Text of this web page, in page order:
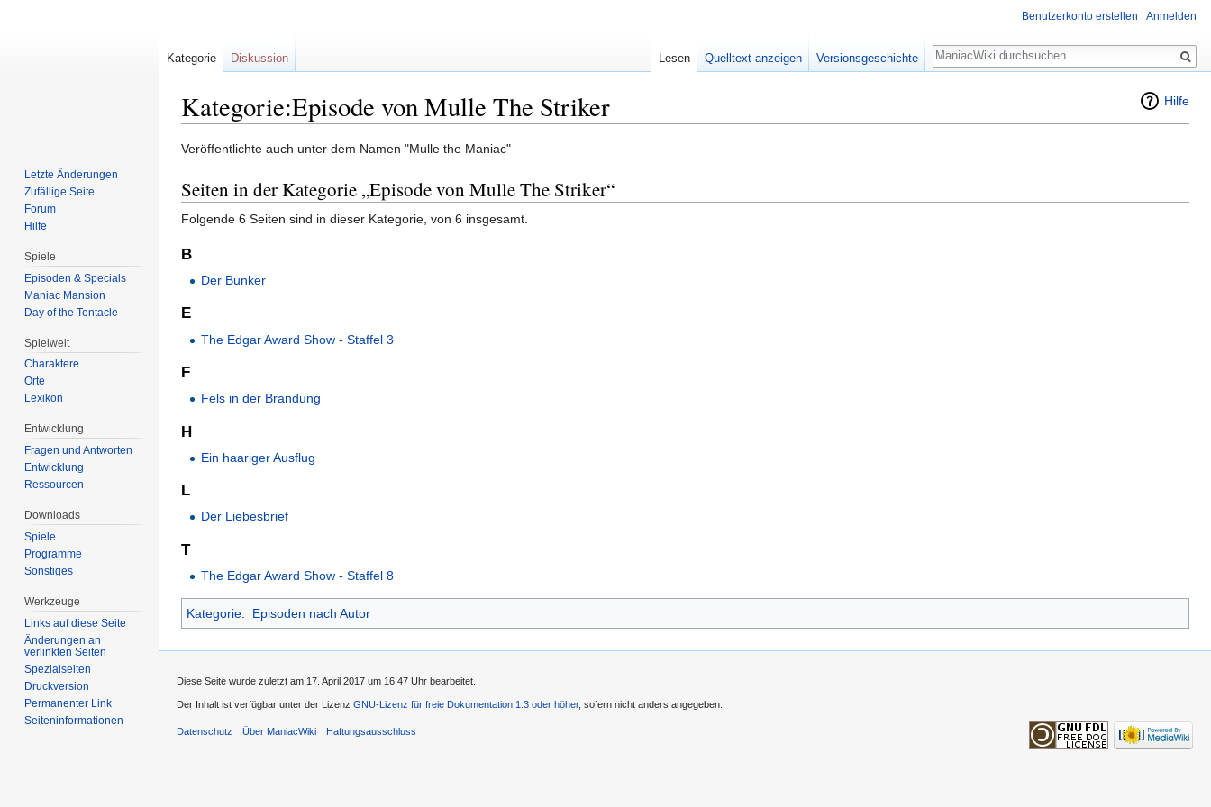
Hilfe
Kategorie:Episode von Mulle The Striker
Zur
springen
Zur
springen
Veröffentlichte auch unter dem Namen "Mulle the Maniac"
Seiten in der Kategorie „Episode von Mulle The Striker“
Folgende 6 Seiten sind in dieser Kategorie, von 6 insgesamt.
B
Der Bunker
E
The Edgar Award Show - Staffel 3
F
Fels in der Brandung
H
Ein haariger Ausflug
L
Der Liebesbrief
T
The Edgar Award Show - Staffel 8
Kategorie: Episoden nach Autor
Benutzerkonto erstellen Anmelden
Kategorie Diskussion Lesen Quelltext anzeigen Versionsgeschichte
Suche
Letzte Änderungen
Zufällige Seite
Forum
Hilfe
Spiele
Episoden & Specials
Maniac Mansion
Day of the Tentacle
Spielwelt
Charaktere
Orte
Lexikon
Entwicklung
Fragen und Antworten
Entwicklung
Ressourcen
Downloads
Spiele
Programme
Sonstiges
Werkzeuge
Links auf diese Seite
Änderungen an
verlinkten Seiten
Spezialseiten
Druckversion
Permanenter Link
Seiten­informationen
Diese Seite wurde zuletzt am 17. April 2017 um 16:47 Uhr bearbeitet.
Der Inhalt ist verfügbar unter der Lizenz GNU-Lizenz für freie Dokumentation 1.3 oder höher, sofern nicht anders angegeben.
Datenschutz Über ManiacWiki Haftungsausschluss